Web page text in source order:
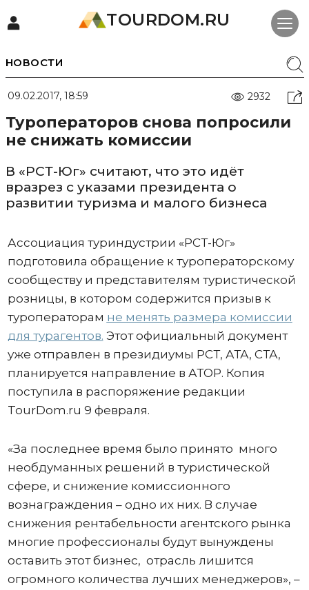
TOURDOM.RU
НОВОСТИ
09.02.2017, 18:59 2932
Туроператоров снова попросили
не снижать комиссии
В «РСТ-Юг» считают, что это идёт
вразрез с указами президента о
развитии туризма и малого бизнеса
Ассоциация туриндустрии «РСТ-Юг»
подготовила обращение к туроператорскому
сообществу и представителям туристической
розницы, в котором содержится призыв к
туроператорам не менять размера комиссии
для турагентов. Этот официальный документ
уже отправлен в президиумы РСТ, АТА, СТА,
планируется направление в АТОР. Копия
поступила в распоряжение редакции
TourDom.ru 9 февраля.
«За последнее время было принято много
необдуманных решений в туристической
сфере, и снижение комиссионного
вознаграждения – одно их них. В случае
снижения рентабельности агентского рынка
многие профессионалы будут вынуждены
оставить этот бизнес, отрасль лишится
огромного количества лучших менеджеров», –